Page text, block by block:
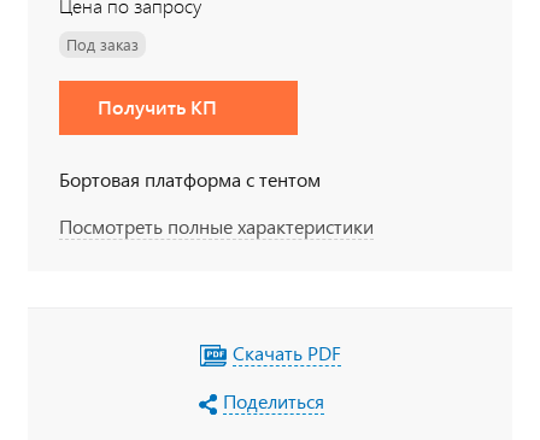
Цена по запросу
Под заказ
Получить КП
Бортовая платформа с тентом
Посмотреть полные характеристики
Скачать PDF
Поделиться